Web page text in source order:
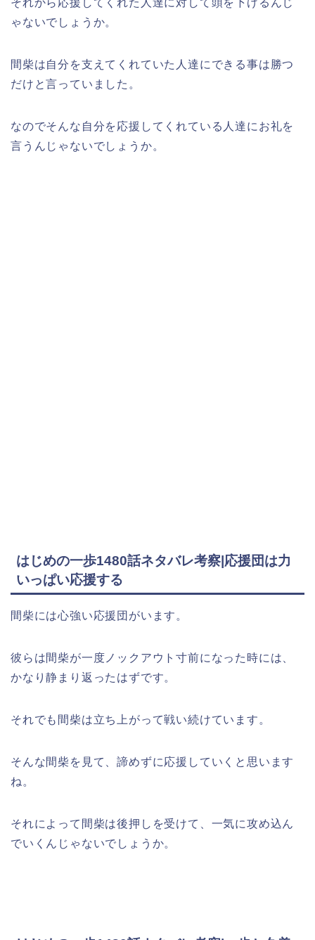
ゃないでしょうか。
間柴は自分を支えてくれていた人達にできる事は勝つ
だけと言っていました。
なのでそんな自分を応援してくれている人達にお礼を
言うんじゃないでしょうか。
はじめの一歩1480話ネタバレ考察|応援団は力
いっぱい応援する
間柴には心強い応援団がいます。
彼らは間柴が一度ノックアウト寸前になった時には、
かなり静まり返ったはずです。
それでも間柴は立ち上がって戦い続けています。
そんな間柴を見て、諦めずに応援していくと思います
ね。
それによって間柴は後押しを受けて、一気に攻め込ん
でいくんじゃないでしょうか。